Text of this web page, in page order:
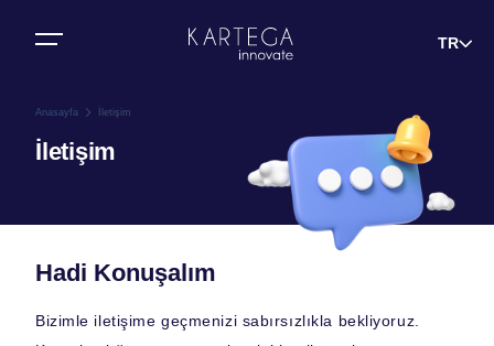
TR
Anasayfa İletişim
İletişim
Hadi Konuşalım
Bizimle iletişime geçmenizi sabırsızlıkla bekliyoruz.